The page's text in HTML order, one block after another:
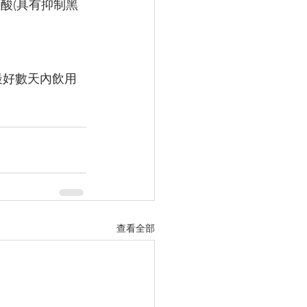
(具有抑制黑
數天內飲用
查看全部